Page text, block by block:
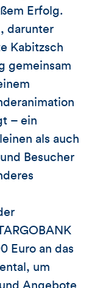
Erfolg.
darunter
Kabitzsch
gemeinsam
– ein
als auch
Besucher
Euro an das
um